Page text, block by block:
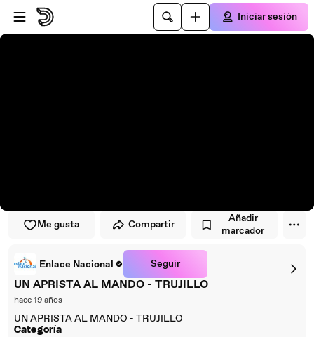
Saltar al reproductor
Saltar al contenido principal
Iniciar sesión
Me gusta Compartir
Añadir
marcador
Enlace Nacional Seguir
UN APRISTA AL MANDO - TRUJILLO
hace 19 años
UN APRISTA AL MANDO - TRUJILLO
Categoría